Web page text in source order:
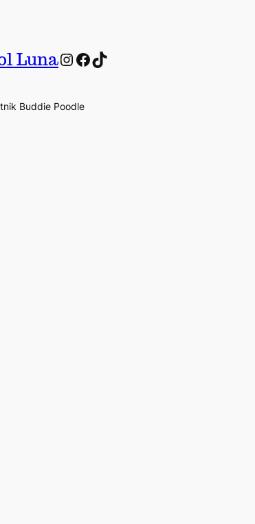
LunaInstagram
Facebook
TikTok
Buddie Poodle